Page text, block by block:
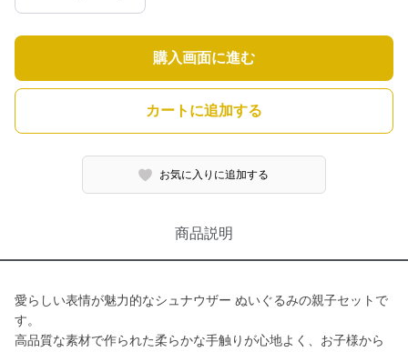
購入画面に進む
カートに追加する
お気に入りに追加する
商品説明
愛らしい表情が魅力的なシュナウザー ぬいぐるみの親子セットで
す。
高品質な素材で作られた柔らかな手触りが心地よく、お子様から